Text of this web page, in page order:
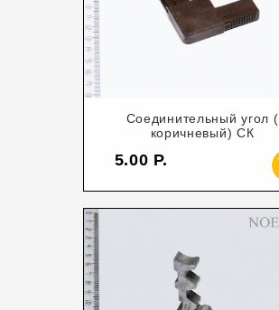
Соединительный угол (
коричневый) СК
5.00